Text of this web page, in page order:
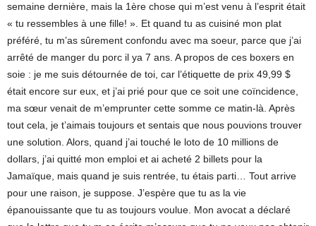
semaine dernière, mais la 1ère chose qui m’est venu à l’esprit était
« tu ressembles à une fille! ». Et quand tu as cuisiné mon plat
préféré, tu m’as sûrement confondu avec ma soeur, parce que j’ai
arrêté de manger du porc il ya 7 ans. A propos de ces boxers en
soie : je me suis détournée de toi, car l’étiquette de prix 49,99 $
était encore sur eux, et j’ai prié pour que ce soit une coïncidence,
ma sœur venait de m’emprunter cette somme ce matin-là. Après
tout cela, je t’aimais toujours et sentais que nous pouvions trouver
une solution. Alors, quand j’ai touché le loto de 10 millions de
dollars, j’ai quitté mon emploi et ai acheté 2 billets pour la
Jamaïque, mais quand je suis rentrée, tu étais parti… Tout arrive
pour une raison, je suppose. J’espère que tu as la vie
épanouissante que tu as toujours voulue. Mon avocat a déclaré